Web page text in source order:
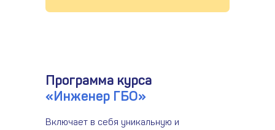
Программа курса
«Инженер ГБО»
Включает в себя уникальную и